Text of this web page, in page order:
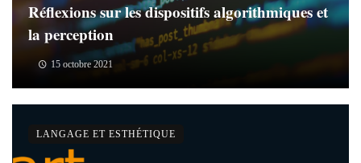
Réflexions sur les dispositifs algorithmiques et
la perception
15 octobre 2021
LANGAGE ET ESTHÉTIQUE